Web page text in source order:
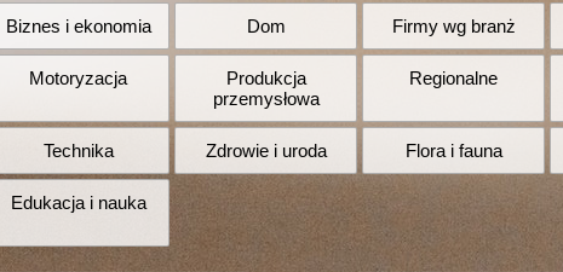
Biznes i ekonomia Dom Firmy wg branż
Motoryzacja
Produkcja
przemysłowa
Regionalne
Technika Zdrowie i uroda Flora i fauna
Edukacja i nauka